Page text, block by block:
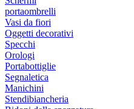
portaombrelli
Vasi da fiori
Oggetti decorativi
Specchi
Orologi
Portabottiglie
Segnaletica
Manichini
Stendibiancheria